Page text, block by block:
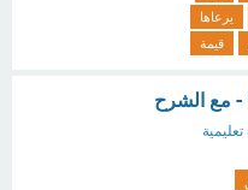
يرعاها
قيمة
- مع الشرح
تعليمية